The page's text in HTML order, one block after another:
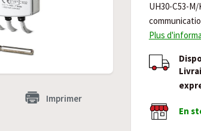
Imprimer
UH30-C53-
Plus
En